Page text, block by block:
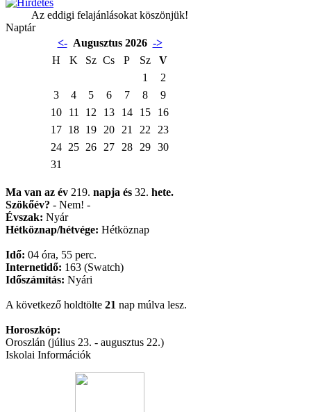
Az eddigi felajánlásokat köszönjük!
Naptár
<- Augusztus 2026 ->
H
K Sz Cs P Sz
V
1
2
3
4 5 6 7 8
9
10
11 12 13 14 15
16
17 18 19 20 21 22
23
24 25 26 27 28 29
30
31
Ma van az év 219. napja és 32. hete.
Szökőév? - Nem! -
Évszak: Nyár
Hétköznap/hétvége: Hétköznap
Idő: 04 óra, 55 perc.
Internetidő: 163 (Swatch)
Időszámítás: Nyári
A következő holdtölte 21 nap múlva lesz.
Horoszkóp:
Oroszlán (július 23. - augusztus 22.)
Iskolai Információk